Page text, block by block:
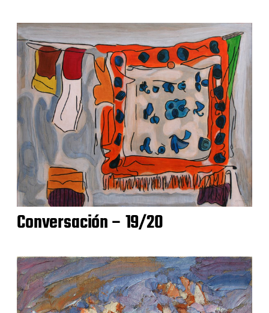
Conversación – 19/20